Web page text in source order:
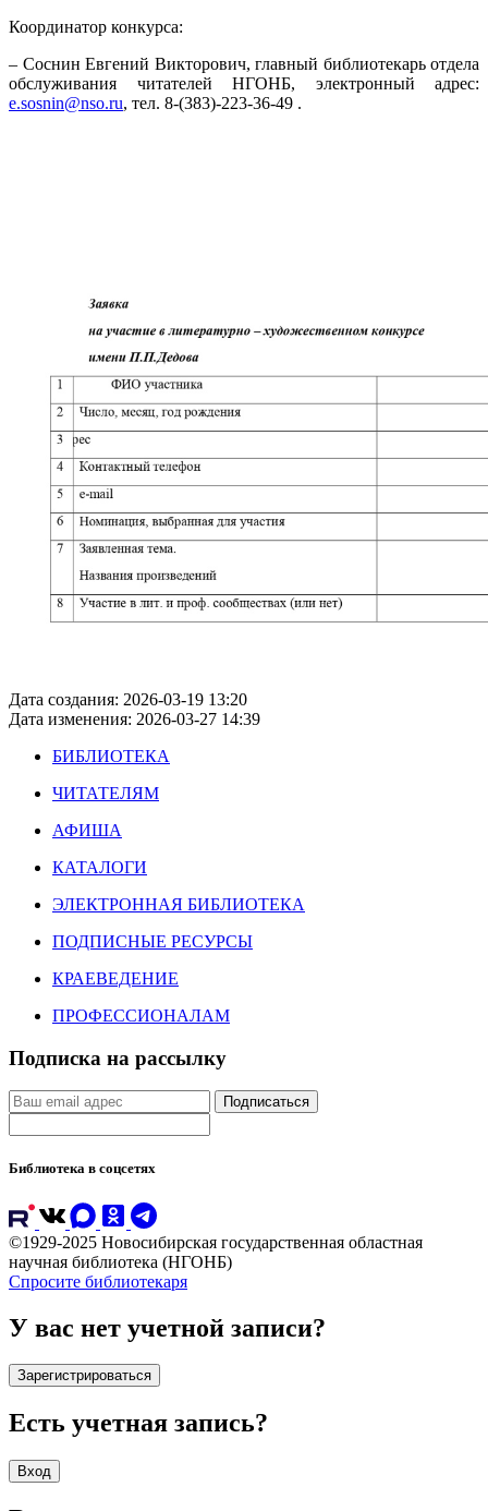
Координатор конкурса:
– Соснин Евгений Викторович, главный библиотекарь отдела
обслуживания читателей НГОНБ, электронный адрес:
e.sosnin@nso.ru, тел. 8-(383)-223-36-49 .
Дата создания: 2026-03-19 13:20
Дата изменения: 2026-03-27 14:39
БИБЛИОТЕКА
ЧИТАТЕЛЯМ
АФИША
КАТАЛОГИ
ЭЛЕКТРОННАЯ БИБЛИОТЕКА
ПОДПИСНЫЕ РЕСУРСЫ
КРАЕВЕДЕНИЕ
ПРОФЕССИОНАЛАМ
Подписка на рассылку
Подписаться
Библиотека в соцсетях
©1929-2025 Новосибирская государственная областная
научная библиотека (НГОНБ)
Спросите библиотекаря
У вас нет учетной записи?
Зарегистрироваться
Есть учетная запись?
Вход